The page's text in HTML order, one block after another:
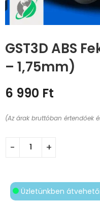
GST3D ABS
– 1,75mm)
6 990 Ft
(Az árak bruttóban értendőek
Üzletünkben